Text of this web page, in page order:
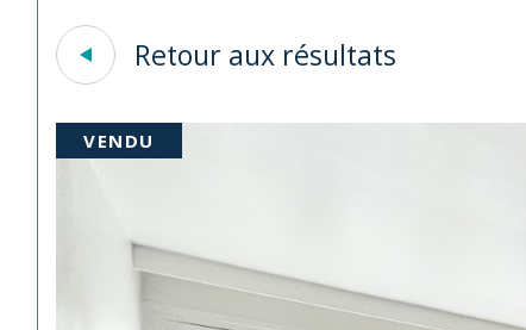
Retour aux résultats
VENDU